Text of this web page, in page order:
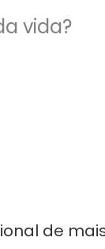
vida?
de